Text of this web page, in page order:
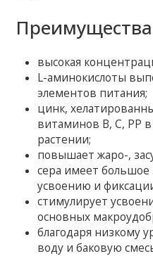
высокая
L-аминокислоты
элементов питания;
цинк,
витаминов В, С, РР
растении;
повышает жаро-,
сера имеет большое
усвоению и
стимулирует
основных
благодаря низкому
воду и баковую